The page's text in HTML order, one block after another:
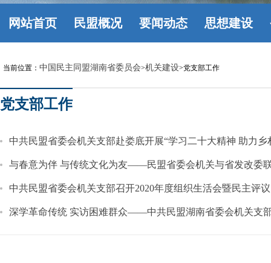
网站首页 民盟概况 要闻动态 思想建设
当前位置： 中国民主同盟湖南省委员会>机关建设>党支部工作
党支部工作
中共民盟省委会机关支部赴娄底开展“学习二十大精神 助力
与春意为伴 与传统文化为友——民盟省委会机关与省发改委
中共民盟省委会机关支部召开2020年度组织生活会暨民主评
深学革命传统 实访困难群众——中共民盟湖南省委会机关支